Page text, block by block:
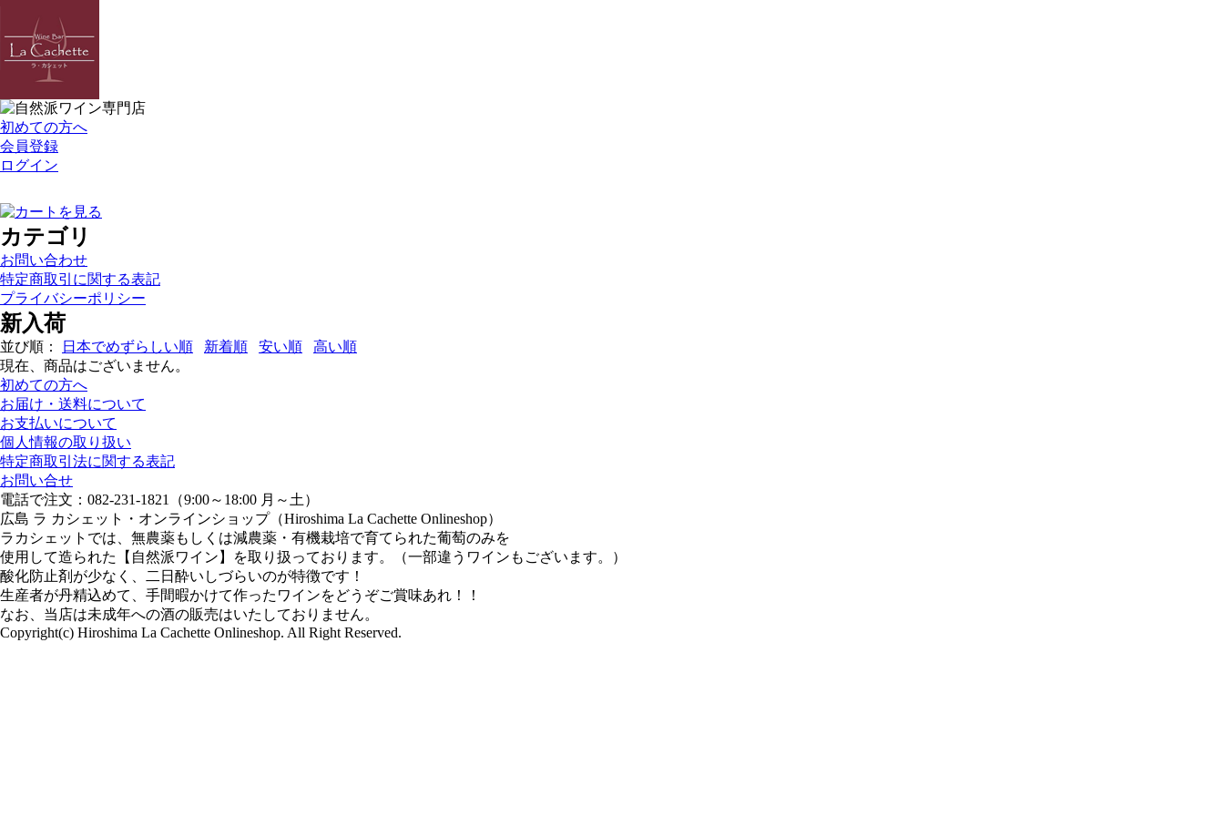
初めての方へ
会員登録
ログイン
カテゴリ
お問い合わせ
特定商取引に関する表記
プライバシーポリシー
新入荷
並び順： 日本でめずらしい順 新着順 安い順
高い順
現在、商品はございません。
初めての方へ
お届け・送料について
お支払いについて
個人情報の取り扱い
特定商取引法に関する表記
お問い合せ
電話で注文：082-231-1821（9:00～18:00 月～土）
広島 ラ カシェット・オンラインショップ（Hiroshima La Cachette Onlineshop）
ラカシェットでは、無農薬もしくは減農薬・有機栽培で育てられた葡萄のみを
使用して造られた【自然派ワイン】を取り扱っております。（一部違うワインもございます。）
酸化防止剤が少なく、二日酔いしづらいのが特徴です！
生産者が丹精込めて、手間暇かけて作ったワインをどうぞご賞味あれ！！
なお、当店は未成年への酒の販売はいたしておりません。
Copyright(c) Hiroshima La Cachette Onlineshop. All Right Reserved.